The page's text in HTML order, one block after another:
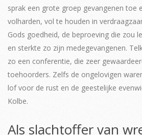
sprak een grote groep gevangenen toe
volharden, vol te houden in
Gods goedheid, de beproeving die zou
en sterkte zo zijn medegevangenen.
zo een conferentie, die zeer
toehoorders. Zelfs de ongelovigen
lof voor de rust en de geestelijke
Kolbe.
Als slachtoffer van